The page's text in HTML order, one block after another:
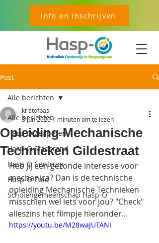
Info en inschrijven
Post
Alle berichten
Hasp-O Zepperen
Hasp-O Stadsrand
Hasp-O Centrum
Hasp-O Zuid
Scholengemeenschap Hasp-O
Alle berichten
Opleiding Mechanische
Technieken Gildestraat
kristofbas
8 jun 20201 minuten om te lezen
Heb jij een gezonde interesse voor
mechanica? Dan is de technische
opleiding Mechanische Technieken
misschien wel iets voor jou? "Check"
alleszins het filmpje hieronder...
https://youtu.be/M28waJUTANI